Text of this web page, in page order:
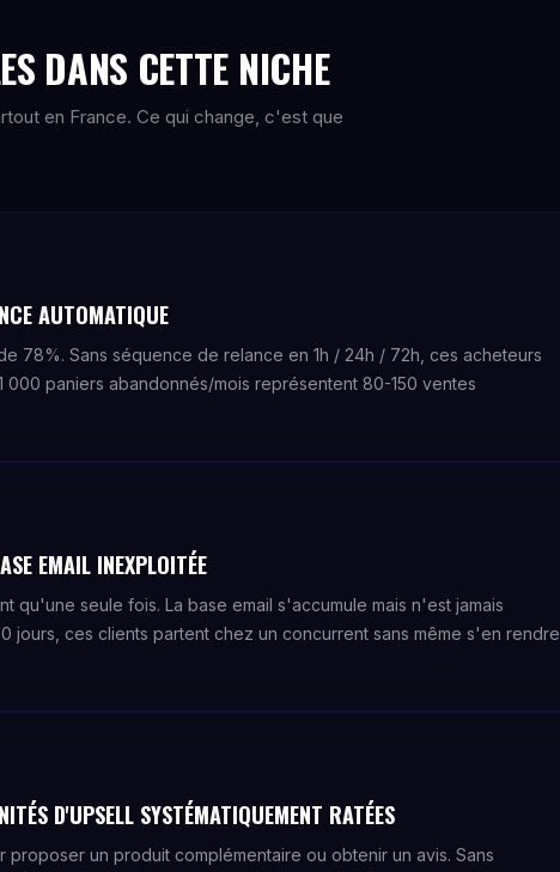
DANS CETTE NICHE
en France. Ce qui change, c'est que
AUTOMATIQUE
78%. Sans séquence de relance en 1h / 24h / 72h, ces acheteurs
paniers abandonnés/mois représentent 80-150 ventes
EMAIL INEXPLOITÉE
seule fois. La base email s'accumule mais n'est jamais
jours, ces clients partent chez un concurrent sans même s'en rendre
D'UPSELL SYSTÉMATIQUEMENT RATÉES
un produit complémentaire ou obtenir un avis. Sans